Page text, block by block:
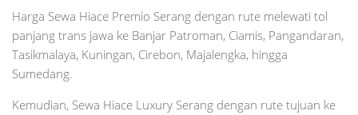
Harga Sewa Hiace Premio Serang dengan rute melewati tol
panjang trans jawa ke Banjar Patroman, Ciamis, Pangandaran,
Tasikmalaya, Kuningan, Cirebon, Majalengka, hingga
Sumedang.
Kemudian, Sewa Hiace Luxury Serang dengan rute tujuan ke